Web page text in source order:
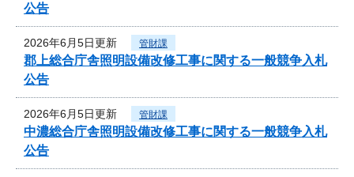
公告
2026年6月5日更新 管財課
郡上総合庁舎照明設備改修工事に関する一般競争入札
公告
2026年6月5日更新 管財課
中濃総合庁舎照明設備改修工事に関する一般競争入札
公告